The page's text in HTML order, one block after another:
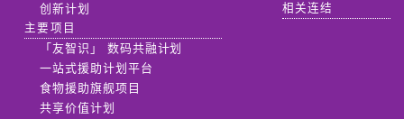
创新计划
主要项目
「友智识」 数码共融计划
一站式援助计划平台
食物援助旗舰项目
共享价值计划
相关连结